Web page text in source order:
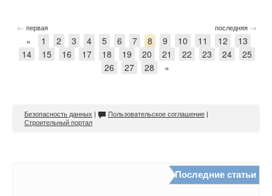
← первая последняя →
« 1 2 3 4 5 6 7 8 9 10 11 12
13
14
15 16 17 18 19 20 21 22 23 24
25
26
27 28 »
Безопасность данных | Пользовательское соглашение |
Строительный портал
Последние статьи